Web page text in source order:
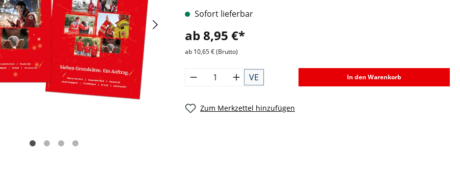
Sofort lieferbar
ab 8,95 €*
ab 10,65 € (Brutto)
VE In den Warenkorb
Zum Merkzettel hinzufügen